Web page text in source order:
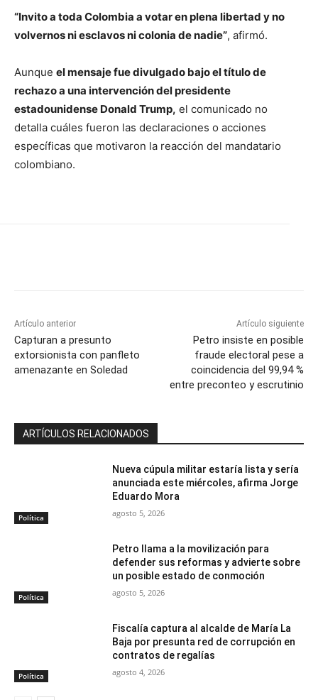
“Invito a toda Colombia a votar en plena libertad y no
volvernos ni esclavos ni colonia de nadie”, afirmó.
Aunque el mensaje fue divulgado bajo el título de
rechazo a una intervención del presidente
estadounidense Donald Trump, el comunicado no
detalla cuáles fueron las declaraciones o acciones
específicas que motivaron la reacción del mandatario
colombiano.
Artículo anterior
Capturan a presunto
extorsionista con panfleto
amenazante en Soledad
Artículo siguiente
Petro insiste en posible
fraude electoral pese a
coincidencia del 99,94 %
entre preconteo y escrutinio
ARTÍCULOS RELACIONADOS
Política
Nueva cúpula militar estaría lista y sería
anunciada este miércoles, afirma Jorge
Eduardo Mora
agosto 5, 2026
Política
Petro llama a la movilización para
defender sus reformas y advierte sobre
un posible estado de conmoción
agosto 5, 2026
Política
Fiscalía captura al alcalde de María La
Baja por presunta red de corrupción en
contratos de regalías
agosto 4, 2026